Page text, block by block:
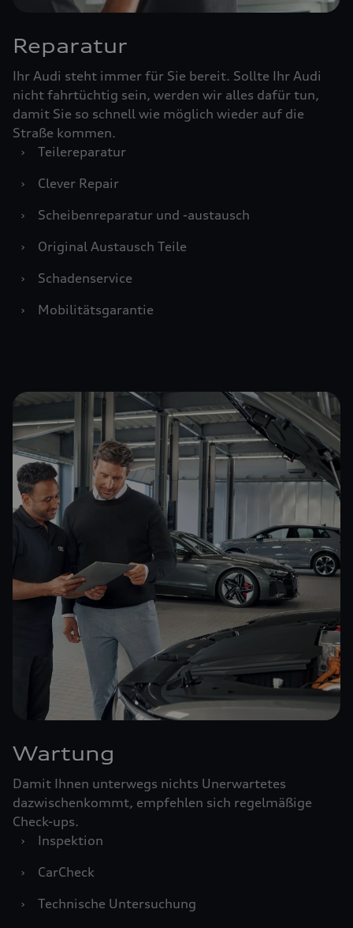
Reparatur
Ihr Audi steht immer für Sie bereit. Sollte Ihr Audi
nicht fahrtüchtig sein, werden wir alles dafür tun,
damit Sie so schnell wie möglich wieder auf die
Straße kommen.
›
Teilereparatur
›
Clever Repair
›
Scheibenreparatur und -austausch
›
Original Austausch Teile
›
Schadenservice
›
Mobilitätsgarantie
Wartung
Damit Ihnen unterwegs nichts Unerwartetes
dazwischenkommt, empfehlen sich regelmäßige
Check-ups.
›
Inspektion
›
CarCheck
›
Technische Untersuchung